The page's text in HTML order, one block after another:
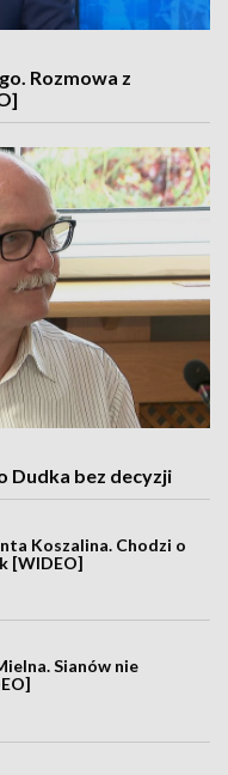
Rozmowa z
Dudka bez decyzji
Koszalina. Chodzi o
[WIDEO]
Sianów nie